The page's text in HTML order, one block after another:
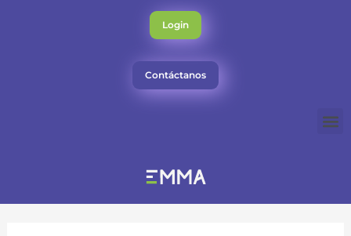
Contáctanos
Login